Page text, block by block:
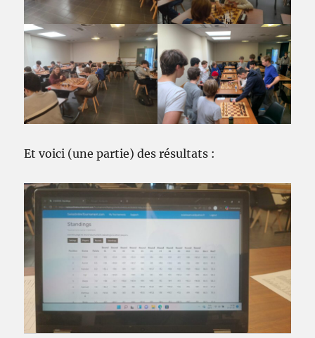
Et voici (une partie) des résultats :